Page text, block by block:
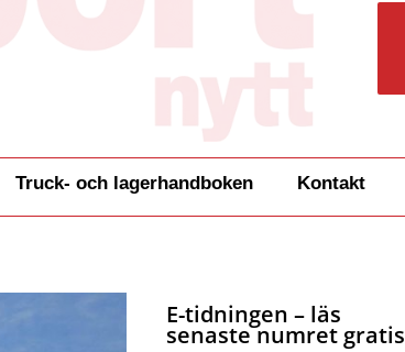
Truck- och lagerhandboken Kontakt
E-tidningen – läs
senaste numret gratis